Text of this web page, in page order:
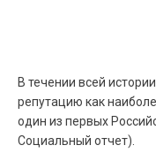
В течении всей
репутацию как
один из первых
Социальный отчет).